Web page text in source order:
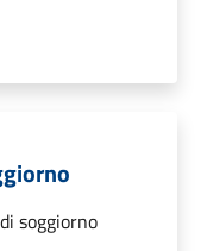
soggiorno